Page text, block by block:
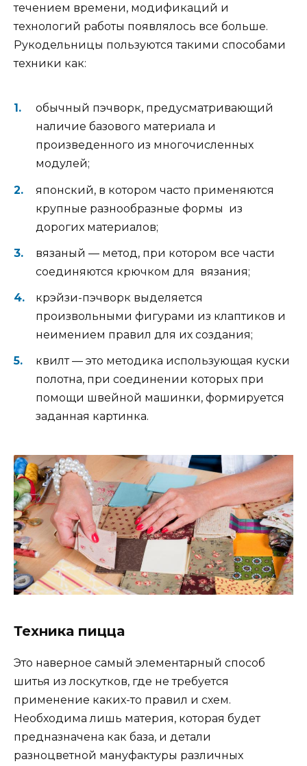
течением времени, модификаций и
технологий работы появлялось все больше.
Рукодельницы пользуются такими способами
техники как:
обычный пэчворк, предусматривающий
наличие базового материала и
произведенного из многочисленных
модулей;
японский, в котором часто применяются
крупные разнообразные формы из
дорогих материалов;
вязаный — метод, при котором все части
соединяются крючком для вязания;
крэйзи-пэчворк выделяется
произвольными фигурами из клаптиков и
неимением правил для их создания;
квилт — это методика использующая куски
полотна, при соединении которых при
помощи швейной машинки, формируется
заданная картинка.
Техника пицца
Это наверное самый элементарный способ
шитья из лоскутков, где не требуется
применение каких-то правил и схем.
Необходима лишь материя, которая будет
предназначена как база, и детали
разноцветной мануфактуры различных